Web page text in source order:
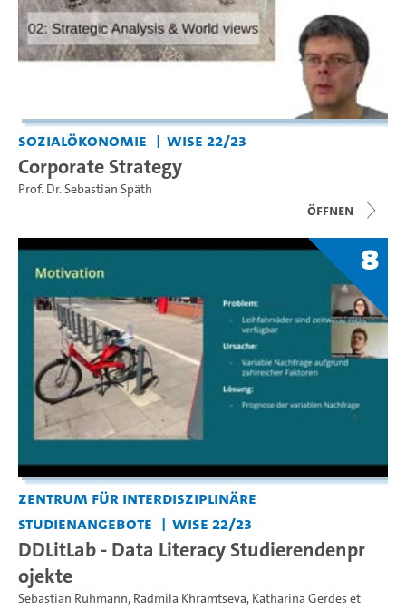
Sozialökonomie WiSe 22/23
Corporate Strategy
Prof. Dr. Sebastian Späth
Öffnen
8
Zentrum für interdisziplinäre
Studienangebote
WiSe 22/23
DDLitLab - Data Literacy Studierendenpr
ojekte
Sebastian Rühmann, Radmila Khramtseva, Katharina Gerdeset